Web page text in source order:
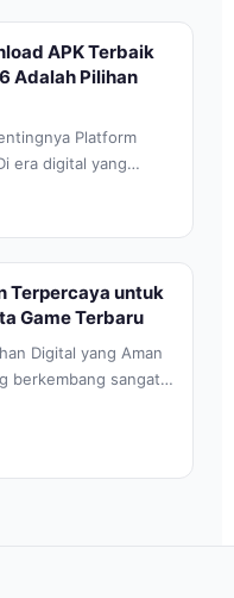
APK Terbaik
Adalah Pilihan
Platform
era digital yang
Terpercaya untuk
Game Terbaru
Digital yang Aman
berkembang sangat